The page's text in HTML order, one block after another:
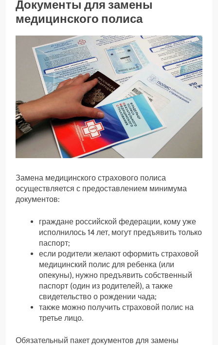
Документы для замены
медицинского полиса
Замена медицинского страхового полиса
осуществляется с предоставлением минимума
документов:
граждане российской федерации, кому уже
исполнилось 14 лет, могут предъявить только
паспорт;
если родители желают оформить страховой
медицинский полис для ребенка (или
опекуны), нужно предъявить собственный
паспорт (один из родителей), а также
свидетельство о рождении чада;
также можно получить страховой полис на
третье лицо.
Обязательный пакет документов для замены